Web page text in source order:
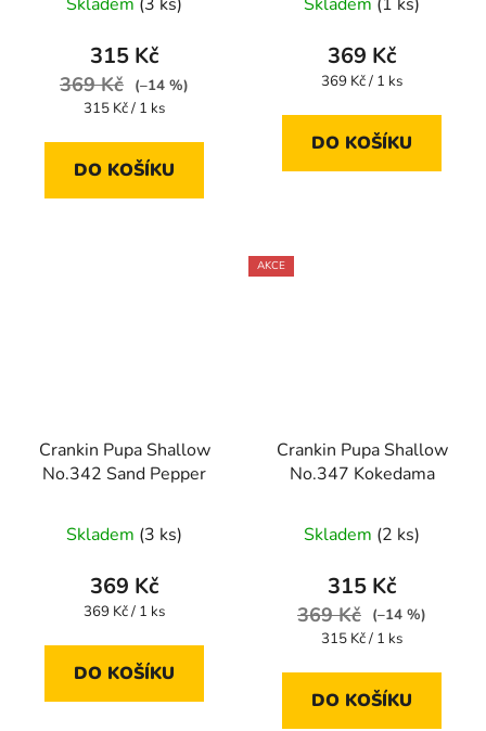
315 Kč
369 Kč
(–14 %)
Měrná
315 Kč / 1 ks
DO KOŠÍKU
369 Kč
Měrná
369 Kč / 1 ks
DO KOŠÍKU
Crankin Pupa Shallow
No.342 Sand Pepper
Skladem (3 ks)
369 Kč
Měrná
369 Kč / 1 ks
DO KOŠÍKU
AKCE
Crankin Pupa Shallow
No.347 Kokedama
Skladem (2 ks)
315 Kč
369 Kč
(–14 %)
Měrná
315 Kč / 1 ks
DO KOŠÍKU